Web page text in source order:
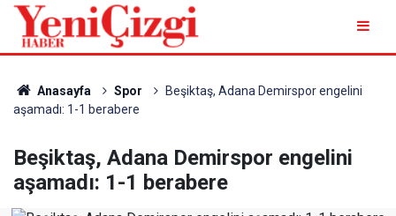
Anasayfa Spor
Beşiktaş, Adana Demirspor engelini
aşamadı: 1-1 berabere
Beşiktaş, Adana Demirspor engelini
aşamadı: 1-1 berabere